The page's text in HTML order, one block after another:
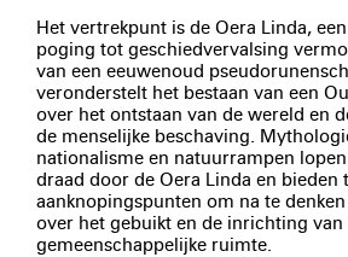
Het vertrekpunt is de Oera Linda,
poging tot geschiedvervalsing
van een eeuwenoud
veronderstelt het bestaan van een
over het ontstaan van de wereld en
de menselijke beschaving.
nationalisme en natuurrampen
draad door de Oera Linda en bieden
aanknopingspunten om na te
over het gebuikt en de inrichting van
gemeenschappelijke ruimte.